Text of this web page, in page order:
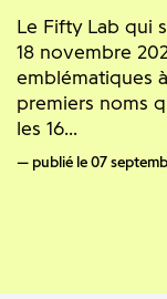
Le Fifty Lab qui
18 novembre
emblématiques
premiers noms
les 16...
publié le 07